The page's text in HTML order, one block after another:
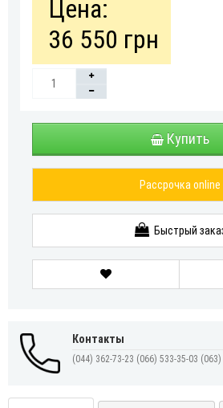
Цена:
36 550 грн
Купить
Рассрочка online
Быстрый
Контакты
(044) 362-73-23 (066) 533-35-03